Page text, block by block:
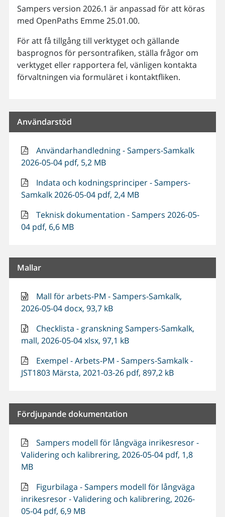
Sampers version 2026.1 är anpassad för att köras
med OpenPaths Emme 25.01.00.
För att få tillgång till verktyget och gällande
basprognos för persontrafiken, ställa frågor om
verktyget eller rapportera fel, vänligen kontakta
förvaltningen via formuläret i kontaktfliken.
Användarstöd
Användarhandledning - Sampers-Samkalk
2026-05-04 pdf, 5,2 MB
Indata och kodningsprinciper - Sampers-
Samkalk 2026-05-04 pdf, 2,4 MB
Teknisk dokumentation - Sampers 2026-05-
04 pdf, 6,6 MB
Mallar
Mall för arbets-PM - Sampers-Samkalk,
2026-05-04 docx, 93,7 kB
Checklista - granskning Sampers-Samkalk,
mall, 2026-05-04 xlsx, 97,1 kB
Exempel - Arbets-PM - Sampers-Samkalk -
JST1803 Märsta, 2021-03-26 pdf, 897,2 kB
Fördjupande dokumentation
Sampers modell för långväga inrikesresor -
Validering och kalibrering, 2026-05-04 pdf, 1,8
MB
Figurbilaga - Sampers modell för långväga
inrikesresor - Validering och kalibrering, 2026-
05-04 pdf, 6,9 MB